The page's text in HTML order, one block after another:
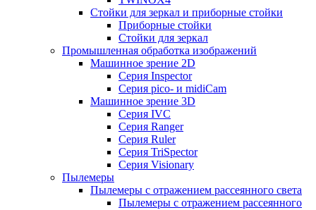
Стойки для зеркал и приборные стойки
Приборные стойки
Стойки для зеркал
Промышленная обработка изображений
Машинное зрение 2D
Серия Inspector
Серия pico- и midiCam
Машинное зрение 3D
Серия IVC
Серия Ranger
Серия Ruler
Серия TriSpector
Серия Visionary
Пылемеры
Пылемеры с отражением рассеянного света
Пылемеры с отражением рассеянного